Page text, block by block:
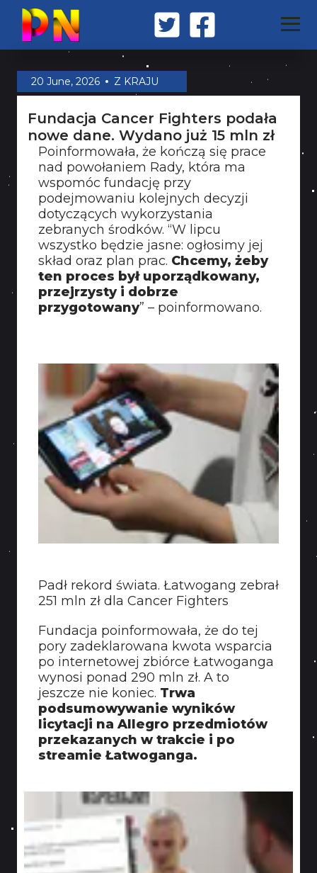
STRONA GŁÓWNA
Z KRAJU
ŚWIAT
MILITARIA
OPINIA
20 June, 2026 Z KRAJU
Fundacja Cancer Fighters podała
nowe dane. Wydano już 15 mln zł
Poinformowała, że kończą się prace
nad powołaniem Rady, która ma
wspomóc fundację przy
podejmowaniu kolejnych decyzji
dotyczących wykorzystania
zebranych środków. “W lipcu
wszystko będzie jasne: ogłosimy jej
skład oraz plan prac. Chcemy, żeby
ten proces był uporządkowany,
przejrzysty i dobrze
przygotowany” – poinformowano.
Padł rekord świata. Łatwogang zebrał
251 mln zł dla Cancer Fighters
Fundacja poinformowała, że do tej
pory zadeklarowana kwota wsparcia
po internetowej zbiórce Łatwoganga
wynosi ponad 290 mln zł. A to
jeszcze nie koniec. Trwa
podsumowywanie wyników
licytacji na Allegro przedmiotów
przekazanych w trakcie i po
streamie Łatwoganga.